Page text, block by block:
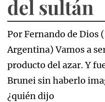
del sultán
Por Fernando de Dios
Argentina) Vamos a
producto del azar. Y
Brunei sin haberlo
¿quién dijo